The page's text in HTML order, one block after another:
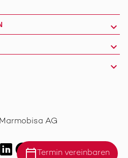
calendar_today Termin vereinbaren
Marmobisa AG